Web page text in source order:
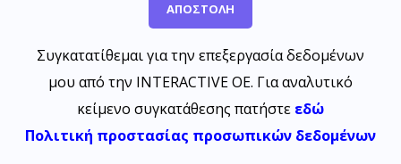
Συγκατατίθεμαι για την επεξεργασία δεδομένων
μου από την INTERACTIVE OE. Για αναλυτικό
κείμενο συγκατάθεσης πατήστε εδώ
Πολιτική προστασίας προσωπικών δεδομένων